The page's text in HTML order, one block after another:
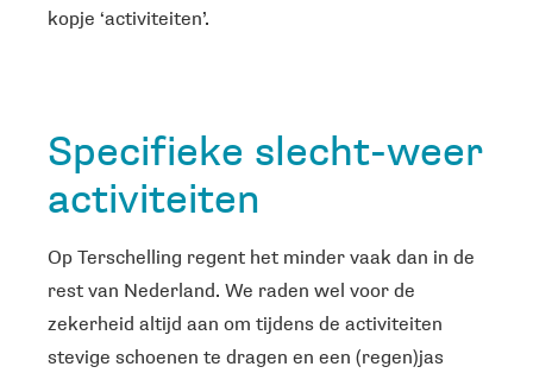
kopje ‘activiteiten’.
Specifieke slecht-weer
activiteiten
Op Terschelling regent het minder vaak dan in de
rest van Nederland. We raden wel voor de
zekerheid altijd aan om tijdens de activiteiten
stevige schoenen te dragen en een (regen)jas